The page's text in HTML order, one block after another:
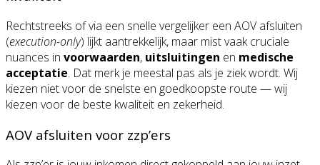
Rechtstreeks of via een snelle vergelijker een AOV afsluiten
(execution-only) lijkt aantrekkelijk, maar mist vaak cruciale
nuances in voorwaarden, uitsluitingen en medische
acceptatie. Dat merk je meestal pas als je ziek wordt. Wij
kiezen niet voor de snelste en goedkoopste route — wij
kiezen voor de beste kwaliteit en zekerheid.
AOV afsluiten voor zzp’ers